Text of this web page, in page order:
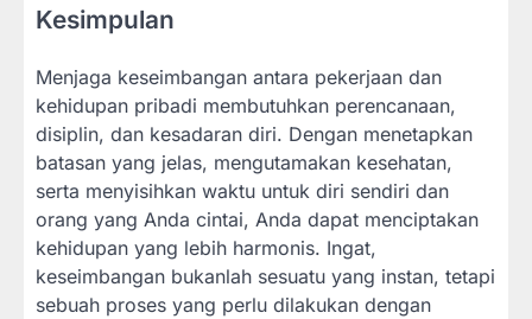
Kesimpulan
Menjaga keseimbangan antara pekerjaan dan
kehidupan pribadi membutuhkan perencanaan,
disiplin, dan kesadaran diri. Dengan menetapkan
batasan yang jelas, mengutamakan kesehatan,
serta menyisihkan waktu untuk diri sendiri dan
orang yang Anda cintai, Anda dapat menciptakan
kehidupan yang lebih harmonis. Ingat,
keseimbangan bukanlah sesuatu yang instan, tetapi
sebuah proses yang perlu dilakukan dengan